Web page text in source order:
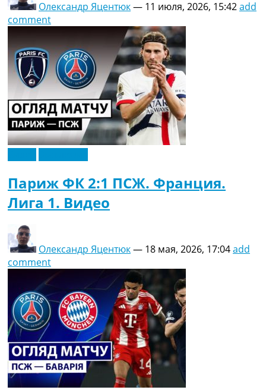
Олександр Яцентюк— 11 июля, 2026, 15:42add
comment
Париж ФК 2:1 ПСЖ. Франция.
Лига 1. Видео
Олександр Яцентюк— 18 мая, 2026, 17:04add
comment